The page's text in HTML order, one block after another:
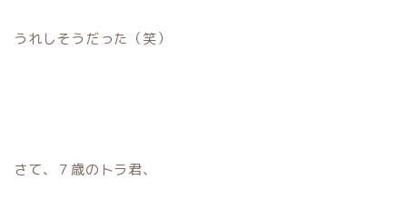
うれしそうだった（笑）
さて、７歳のトラ君、